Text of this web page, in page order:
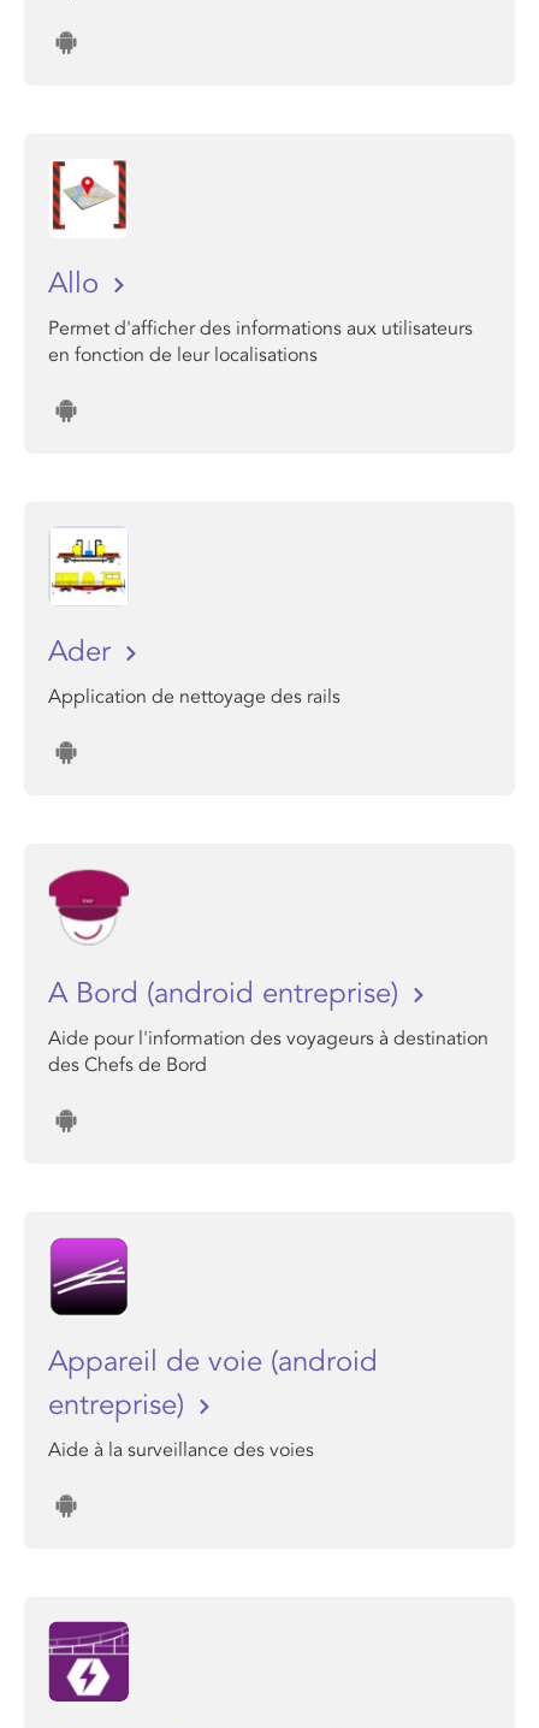
Allo
Permet d'afficher des informations aux utilisateurs
en fonction de leur localisations
Ader
Application de nettoyage des rails
A Bord (android entreprise)
Aide pour l'information des voyageurs à destination
des Chefs de Bord
Appareil de voie (android
entreprise)
Aide à la surveillance des voies